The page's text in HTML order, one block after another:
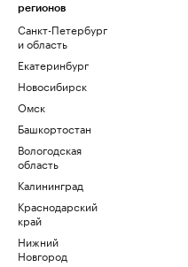
регионов
Санкт-Петербург
и область
Екатеринбург
Новосибирск
Омск
Башкортостан
Вологодская
область
Калининград
Краснодарский
край
Нижний
Новгород